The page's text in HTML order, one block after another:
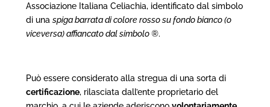
Associazione Italiana Celiachia, identificato dal simbolo
di una spiga barrata di colore rosso su fondo bianco (o
viceversa) affiancato dal simbolo ®.
Può essere considerato alla stregua di una sorta di
certificazione, rilasciata dall’ente proprietario del